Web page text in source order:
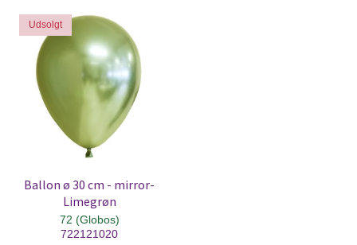
Udsolgt
Ballon ø 30 cm - mirror-
Limegrøn
72 (Globos)
722121020